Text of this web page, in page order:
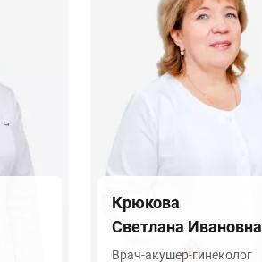
Крюкова
Светлана Ивановна
Врач-акушер-гинеколог